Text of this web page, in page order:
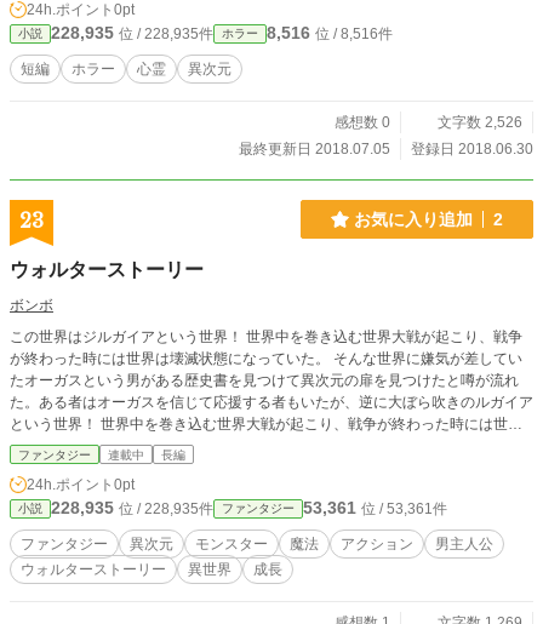
24h.ポイント 0pt
小説 228,935 位 / 228,935件 ホラー 8,516 位 / 8,516件
短編 ホラー 心霊 異次元
感想数 0
文字数 2,526
最終更新日 2018.07.05
登録日 2018.06.30
23 お気に入り追加 2
ウォルターストーリー
ボンボ
この世界はジルガイアという世界！ 世界中を巻き込む世界大戦が起こり、戦争
が終わった時には世界は壊滅状態になっていた。 そんな世界に嫌気が差してい
たオーガスという男がある歴史書を見つけて異次元の扉を見つけたと噂が流れ
た。ある者はオーガスを信じて応援する者もいたが、逆に大ぼら吹きのルガイア
という世界！ 世界中を巻き込む世界大戦が起こり、戦争が終わった時には世界
は壊滅状態になっていた。 そんな世界に嫌気が差していたオーガスという男が
ある歴史書を見つけて異次元の扉を見つけたと噂が流れた。ある者はオーガスを
信じて応援する者もいたが、逆に大ぼら吹きの嘘つきという者がいたが、主人公
の少年「ウォルター」は父を強く信じていた・・・。 が幼いころに、父が冒険
に出て行方不明になった・・・。
ファンタジー 連載中 長編
24h.ポイント 0pt
小説 228,935 位 / 228,935件 ファンタジー 53,361 位 / 53,361件
ファンタジー 異次元 モンスター 魔法 アクション
男主人公
ウォルターストーリー
異世界 成長